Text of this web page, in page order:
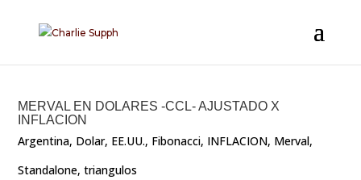
MERVAL EN DOLARES -CCL- AJUSTADO X
INFLACION
Argentina, Dolar, EE.UU., Fibonacci, INFLACION, Merval,
Standalone,triangulos